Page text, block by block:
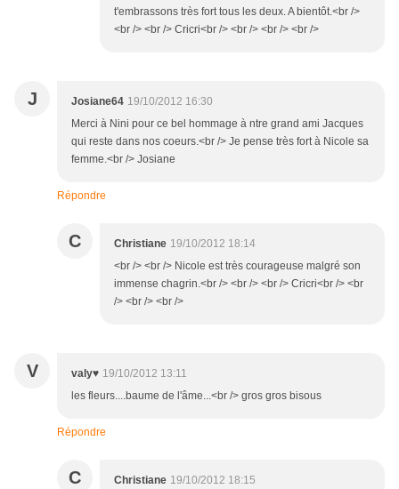
t'embrassons très fort tous les deux. A bientôt.<br />
<br /> <br /> Cricri<br /> <br /> <br /> <br />
J Josiane64 19/10/2012 16:30
Merci à Nini pour ce bel hommage à ntre grand ami Jacques
qui reste dans nos coeurs.<br /> Je pense très fort à Nicole sa
femme.<br /> Josiane
Répondre
C Christiane 19/10/2012 18:14
<br /> <br /> Nicole est très courageuse malgré son
immense chagrin.<br /> <br /> <br /> Cricri<br /> <br
/> <br /> <br />
V valy♥ 19/10/2012 13:11
les fleurs....baume de l'âme...<br /> gros gros bisous
Répondre
C Christiane 19/10/2012 18:15